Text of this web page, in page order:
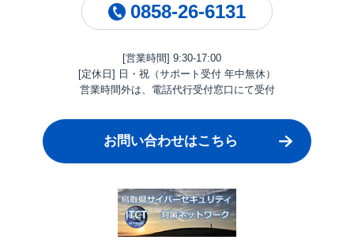
0858-26-6131
[営業時間] 9:30-17:00
[定休日] 日・祝（サポート受付 年中無休）
営業時間外は、電話代行受付窓口にて受付
お問い合わせはこちら